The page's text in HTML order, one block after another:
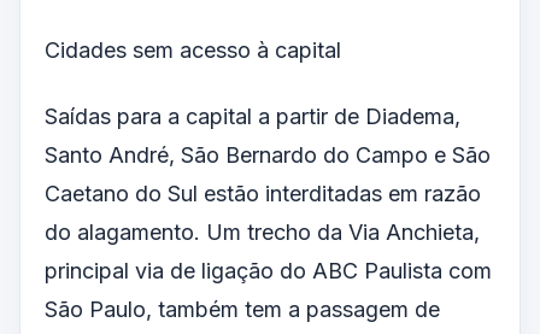
Cidades sem acesso à capital
Saídas para a capital a partir de Diadema,
Santo André, São Bernardo do Campo e São
Caetano do Sul estão interditadas em razão
do alagamento. Um trecho da Via Anchieta,
principal via de ligação do ABC Paulista com
São Paulo, também tem a passagem de